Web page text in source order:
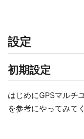
設定
初期設定
はじめにGPSマルチ
を参考にやってみて